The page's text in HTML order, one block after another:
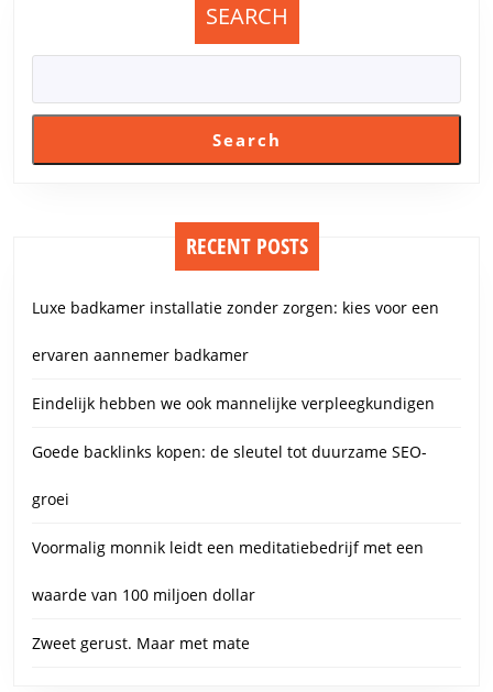
SEARCH
Search
RECENT POSTS
Luxe badkamer installatie zonder zorgen: kies voor een
ervaren aannemer badkamer
Eindelijk hebben we ook mannelijke verpleegkundigen
Goede backlinks kopen: de sleutel tot duurzame SEO-
groei
Voormalig monnik leidt een meditatiebedrijf met een
waarde van 100 miljoen dollar
Zweet gerust. Maar met mate